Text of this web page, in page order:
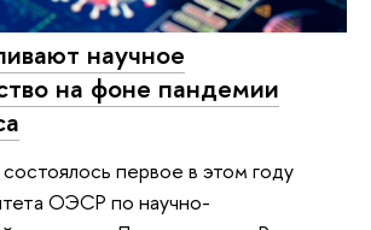
научное
на фоне пандемии
первое в этом году
ОЭСР по научно-